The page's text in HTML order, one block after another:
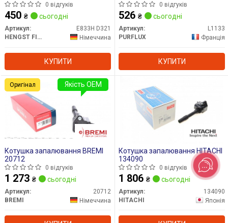
0 відгуків
450 ₴ сьогодні
Артикул:
E833H D321
HENGST FILTER
Німеччина
КУПИТИ
0 відгуків
526 ₴ сьогодні
Артикул:
L1133
PURFLUX
Франція
КУПИТИ
Котушка запалювання BREMI
20712
0 відгуків
1 273 ₴ сьогодні
Артикул:
20712
BREMI
Німеччина
Якість OEM
Оригінал
Котушка запалювання HITACHI
134090
0 відгуків
1 806 ₴ сьогодні
Артикул:
134090
HITACHI
Японія